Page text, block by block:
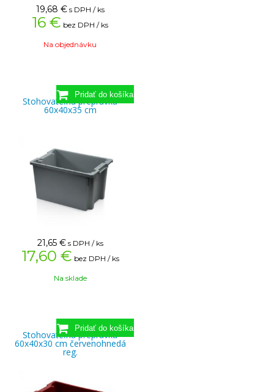
19,68 € s DPH / ks
16 € bez DPH / ks
Na objednávku
Stohovateľná prepravka
60x40x35 cm
21,65 € s DPH / ks
17,60 € bez DPH / ks
Na sklade
Stohovateľná prepravka
60x40x30 cm červenohnedá
reg.